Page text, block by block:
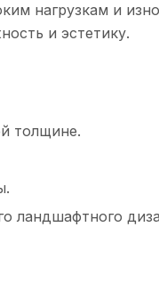
нагрузкам и
и эстетику.
толщине.
ландшафтного